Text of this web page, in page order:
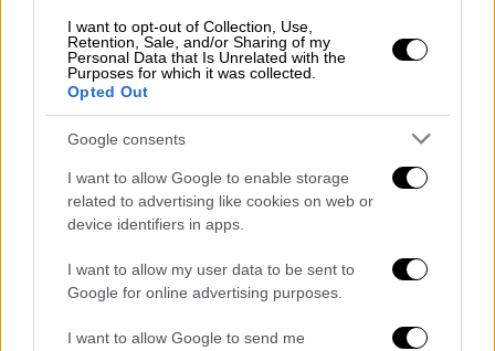
I want to opt-out of Collection, Use,
Retention, Sale, and/or Sharing of my
Personal Data that Is Unrelated with the
Purposes for which it was collected.
Opted Out
Google consents
I want to allow Google to enable storage
related to advertising like cookies on web or
device identifiers in apps.
I want to allow my user data to be sent to
Google for online advertising purposes.
I want to allow Google to send me
Καιρός: Αυξημένες νεφώσεις με τοπικές
βροχές και βαθμιαία κυρίως στο Ιόνιο
σποραδικές καταιγίδες. Από αργά το
απόγευμα τα φαινόμενα πιθανώς θα
είναι κατά τόπους ισχυρά.
με 7 και στο Ιόνιο βαθμιαία 8 μποφόρ.
Θερμοκρασία: Από 11 έως 23 βαθμούς
ΘΕΣΣΑΛΙΑ, ΑΝΑΤΟΛΙΚΗ ΣΤΕΡΕΑ,